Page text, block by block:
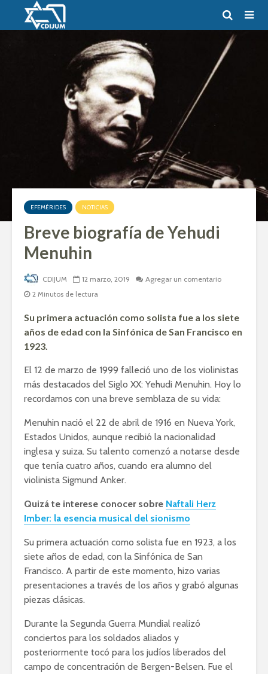
EFEMÉRIDES NOTICIAS
Breve biografía de Yehudi
Menuhin
CDIJUM 12 marzo, 2019
Agregar un comentario
2 Minutos de lectura
Su primera actuación como solista fue a los siete
años de edad con la Sinfónica de San Francisco en
1923.
El 12 de marzo de 1999 falleció uno de los violinistas
más destacados del Siglo XX: Yehudi Menuhin. Hoy lo
recordamos con una breve semblaza de su vida:
Menuhin nació el 22 de abril de 1916 en Nueva York,
Estados Unidos, aunque recibió la nacionalidad
inglesa y suiza. Su talento comenzó a notarse desde
que tenía cuatro años, cuando era alumno del
violinista Sigmund Anker.
Quizá te interese conocer sobre Naftali Herz
Imber: la esencia musical del sionismo
Su primera actuación como solista fue en 1923, a los
siete años de edad, con la Sinfónica de San
Francisco. A partir de este momento, hizo varias
presentaciones a través de los años y grabó algunas
piezas clásicas.
Durante la Segunda Guerra Mundial realizó
conciertos para los soldados aliados y
posteriormente tocó para los judíos liberados del
campo de concentración de Bergen-Belsen. Fue el